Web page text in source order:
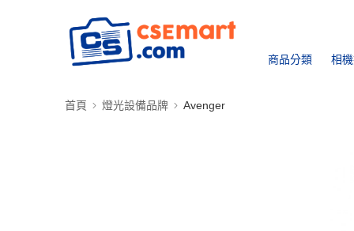
商品分類 相
首頁 燈光設備品牌 Avenger